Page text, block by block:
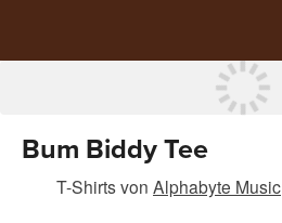
Bum Biddy Tee
T-Shirtsvon Alphabyte Music